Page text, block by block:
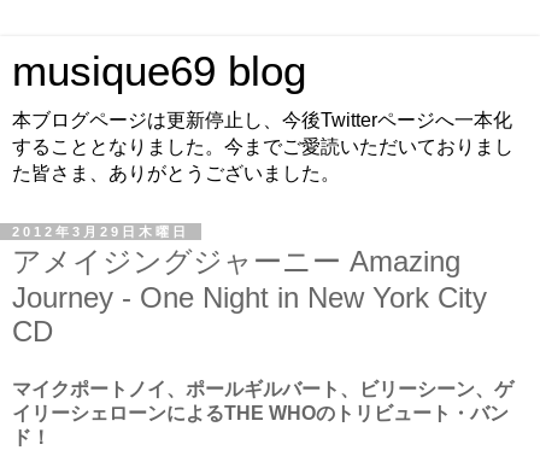
musique69 blog
本ブログページは更新停止し、今後Twitterページへ一本化
することとなりました。今までご愛読いただいておりまし
た皆さま、ありがとうございました。
2012年3月29日木曜日
アメイジングジャーニー Amazing
Journey - One Night in New York City
CD
マイクポートノイ、ポールギルバート、ビリーシーン、ゲ
イリーシェローンによるTHE WHOのトリビュート・バン
ド！